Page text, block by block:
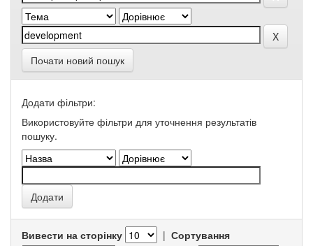
Почати новий пошук
Додати фільтри:
Використовуйте фільтри для уточнення результатів
пошуку.
Вивести на сторінку | Сортування